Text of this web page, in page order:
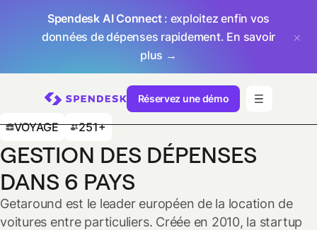
Spendesk AI Connect: exploitez enfin vos
données de dépenses rapidement. En savoir
plus →
Réservez une démo
VOYAGE 251+
GESTION DES DÉPENSES
DANS 6 PAYS
Getaround est le leader européen de la location de
voitures entre particuliers. Créée en 2010, la startup